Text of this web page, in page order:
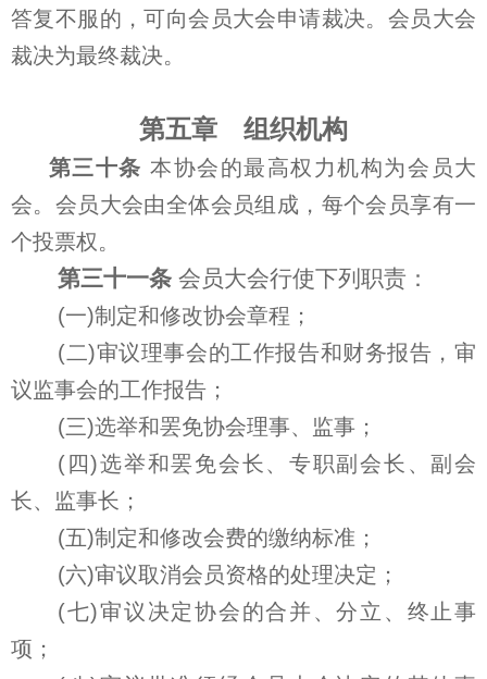
答复不服的，可向会员大会申请裁决。会员大会
裁决为最终裁决。
第五章 组织机构
第三十条 本协会的最高权力机构为会员大
会。会员大会由全体会员组成，每个会员享有一
个投票权。
第三十一条 会员大会行使下列职责：
(一)制定和修改协会章程；
(二)审议理事会的工作报告和财务报告，审
议监事会的工作报告；
(三)选举和罢免协会理事、监事；
(四)选举和罢免会长、专职副会长、副会
长、监事长；
(五)制定和修改会费的缴纳标准；
(六)审议取消会员资格的处理决定；
(七)审议决定协会的合并、分立、终止事
项；